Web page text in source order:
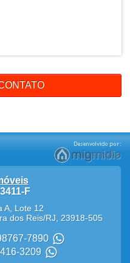
F
A, Lote 12
dos Reis/RJ 23918-505
7890
3209